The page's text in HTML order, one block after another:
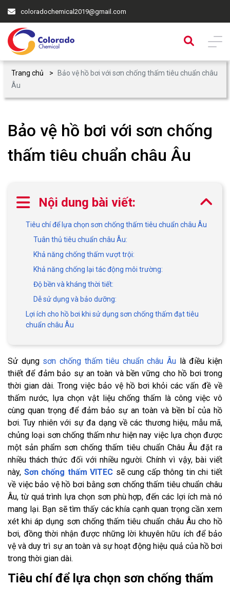
coloradochemical2019@gmail.com
Trang chủ
Bảo vệ hồ bơi với sơn chống thấm tiêu chuẩn châu
Âu
Bảo vệ hồ bơi với sơn chống
thấm tiêu chuẩn châu Âu
Nội dung bài viết:
Tiêu chí để lựa chọn sơn chống thấm tiêu chuẩn châu Âu
Tuân thủ tiêu chuẩn châu Âu:
Khả năng chống thấm vượt trội:
Khả năng chống lại tác động môi trường:
Độ bền và kháng thời tiết:
Dễ sử dụng và bảo dưỡng:
Lợi ích cho hồ bơi khi sử dụng sơn chống thấm đạt tiêu
chuẩn châu Âu
Sử dụng sơn chống thấm tiêu chuẩn châu Âu là điều kiện
thiết để đảm bảo sự an toàn và bền vững cho hồ bơi trong
thời gian dài. Trong việc bảo vệ hồ bơi khỏi các vấn đề về
thấm nước, lựa chọn vật liệu chống thấm là công việc vô
cùng quan trọng để đảm bảo sự an toàn và bền bỉ của hồ
bơi. Tuy nhiên với sự đa dạng về các thương hiệu, mẫu mã,
chủng loại sơn chống thấm như hiện nay việc lựa chọn được
một sản phẩm sơn chống thấm tiêu chuẩn Châu Âu đặt ra
nhiều thách thức đối với nhiều người. Chính vì vậy, bài viết
này, Sơn chống thấm VITEC sẽ cung cấp thông tin chi tiết
về việc bảo vệ hồ bơi bằng sơn chống thấm tiêu chuẩn châu
Âu, từ quá trình lựa chọn sơn phù hợp, đến các lợi ích mà nó
mang lại. Bạn sẽ tìm thấy các khía cạnh quan trọng cần xem
xét khi áp dụng sơn chống thấm tiêu chuẩn châu Âu cho hồ
bơi, đồng thời nhận được những lời khuyên hữu ích để bảo
vệ và duy trì sự an toàn và sự hoạt động hiệu quả của hồ bơi
trong thời gian dài.
Tiêu chí để lựa chọn sơn chống thấm